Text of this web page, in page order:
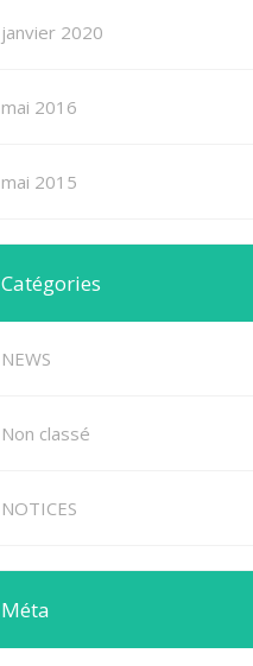
janvier 2020
mai 2016
mai 2015
Catégories
NEWS
Non classé
NOTICES
Méta